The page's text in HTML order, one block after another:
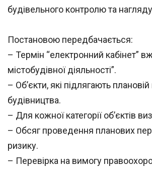
будівельного контролю та
Постановою передбачається:
– Термін “електронний кабінет”
містобудівної діяльності”.
– Об’єкти, які підлягають
будівництва.
– Для кожної категорії об’єктів
– Обсяг проведення планових
ризику.
– Перевірка на вимогу